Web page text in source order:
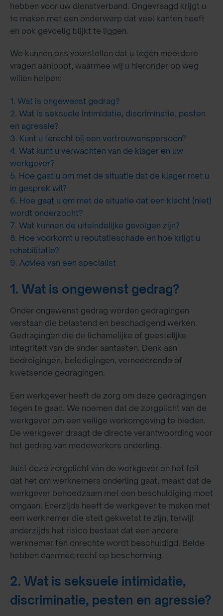
hebben voor uw dienstverband. Ongevraagd krijgt u
te maken met een onderwerp dat veel kanten heeft
en ook gevoelig blijkt te liggen.
We kunnen ons voorstellen dat u tegen meerdere
vragen aanloopt, waarmee wij u hieronder op weg
willen helpen:
1. Wat is ongewenst gedrag?
2. Wat is seksuele intimidatie, discriminatie, pesten
en agressie?
3. Kunt u terecht bij een vertrouwenspersoon?
4. Wat kunt u verwachten van de klager en uw
werkgever?
5. Hoe gaat u om met de situatie dat de klager met u
in gesprek wil?
6. Hoe gaat u om met de situatie dat een klacht (niet)
wordt onderzocht?
7. Wat kunnen de uiteindelijke gevolgen zijn?
8. Hoe voorkomt u reputatieschade en hoe krijgt u
rehabilitatie?
9. Advies van een specialist
1. Wat is ongewenst gedrag?
Onder ongewenst gedrag worden gedragingen
verstaan die belastend en beschadigend werken.
Gedragingen die de lichamelijke of geestelijke
integriteit van de ander aantasten. Denk aan
bedreigingen, beledigingen, vernederende of
kwetsende gedragingen.
Een werkgever heeft de zorg om deze gedragingen
tegen te gaan. We noemen dat de zorgplicht van de
werkgever om een veilige werkomgeving te bieden.
De werkgever draagt de directe verantwoording voor
het gedrag van medewerkers onderling.
Juist deze zorgplicht van de werkgever en het feit
dat het om werknemers onderling gaat, maakt dat de
werkgever behoedzaam met een beschuldiging moet
omgaan. Enerzijds heeft de werkgever te maken met
een werknemer die stelt gekwetst te zijn, terwijl
anderzijds het risico bestaat dat een andere
werknemer ten onrechte wordt beschuldigd. Beide
hebben daarmee recht op bescherming.
2. Wat is seksuele intimidatie,
discriminatie, pesten en agressie?